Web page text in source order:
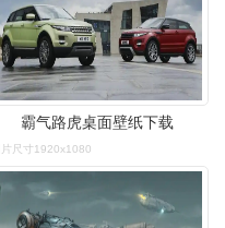
霸气路虎桌面壁纸下载
片尺寸1920x1080